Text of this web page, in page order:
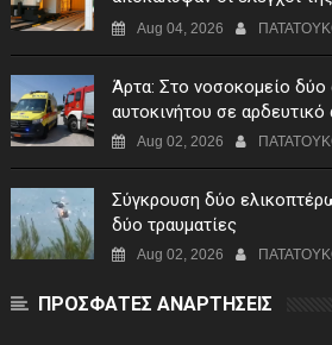
Μαυρομάτι
Aug 04, 2026
Άρτα: Στο νοσοκομείο
αυτοκινήτου σε αρδευτικό
Aug 02, 2026
Σύγκρουση δύο
δύο τραυματίες
Aug 02, 2026
ΠΡΟΣΦΑΤΕΣ ΑΝΑΡΤΗΣΕΙΣ